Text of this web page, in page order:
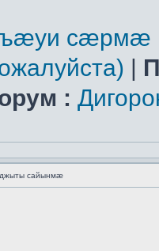
сæрмæ
|
:
сайынмæ